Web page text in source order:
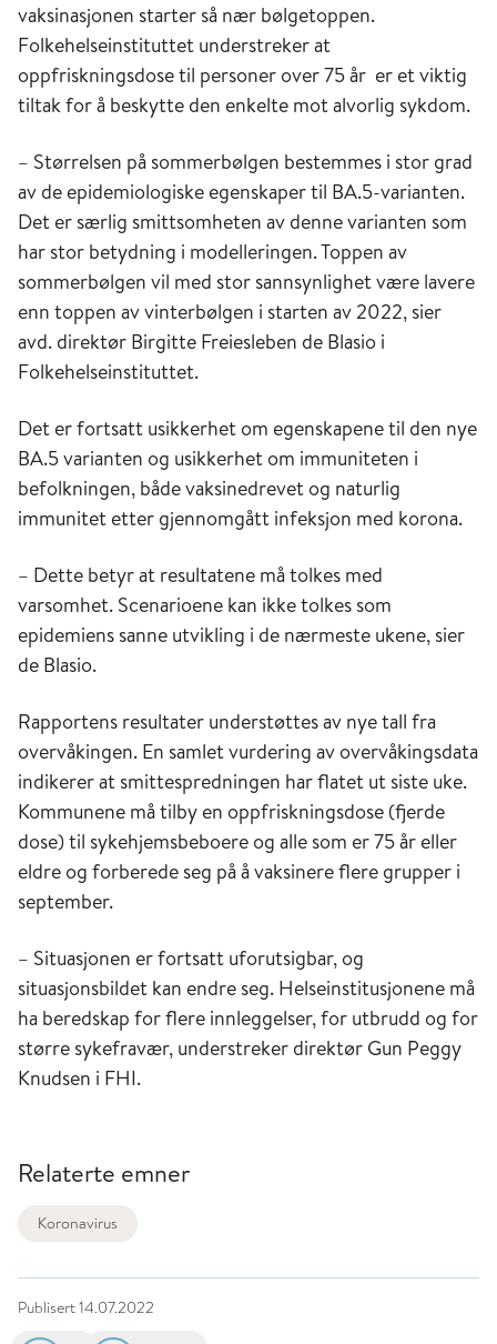
vaksinasjonen starter så nær bølgetoppen.
Folkehelseinstituttet understreker at
oppfriskningsdose til personer over 75 år er et viktig
tiltak for å beskytte den enkelte mot alvorlig sykdom.
– Størrelsen på sommerbølgen bestemmes i stor grad
av de epidemiologiske egenskaper til BA.5-varianten.
Det er særlig smittsomheten av denne varianten som
har stor betydning i modelleringen. Toppen av
sommerbølgen vil med stor sannsynlighet være lavere
enn toppen av vinterbølgen i starten av 2022, sier
avd. direktør Birgitte Freiesleben de Blasio i
Folkehelseinstituttet.
Det er fortsatt usikkerhet om egenskapene til den nye
BA.5 varianten og usikkerhet om immuniteten i
befolkningen, både vaksinedrevet og naturlig
immunitet etter gjennomgått infeksjon med korona.
– Dette betyr at resultatene må tolkes med
varsomhet. Scenarioene kan ikke tolkes som
epidemiens sanne utvikling i de nærmeste ukene, sier
de Blasio.
Rapportens resultater understøttes av nye tall fra
overvåkingen. En samlet vurdering av overvåkingsdata
indikerer at smittespredningen har flatet ut siste uke.
Kommunene må tilby en oppfriskningsdose (fjerde
dose) til sykehjemsbeboere og alle som er 75 år eller
eldre og forberede seg på å vaksinere flere grupper i
september.
– Situasjonen er fortsatt uforutsigbar, og
situasjonsbildet kan endre seg. Helseinstitusjonene må
ha beredskap for flere innleggelser, for utbrudd og for
større sykefravær, understreker direktør Gun Peggy
Knudsen i FHI.
Relaterte emner
Koronavirus
Publisert14.07.2022